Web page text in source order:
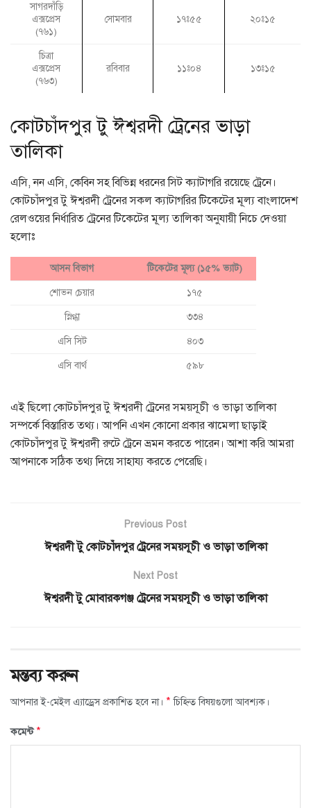
সাগরদাঁড়ি
এক্সপ্রেস
(৭৬১)
সোমবার ১৭ঃ৫৫ ২০ঃ১৫
চিত্রা
এক্সপ্রেস
(৭৬৩)
রবিবার ১১ঃ০৪ ১৩ঃ১৫
কোটচাঁদপুর টু ঈশ্বরদী ট্রেনের ভাড়া
তালিকা
এসি, নন এসি, কেবিন সহ বিভিন্ন ধরনের সিট ক্যাটাগরি রয়েছে ট্রেনে।
কোটচাঁদপুর টু ঈশ্বরদী ট্রেনের সকল ক্যাটাগরির টিকেটের মূল্য বাংলাদেশ
রেলওয়ের নির্ধারিত ট্রেনের টিকেটের মূল্য তালিকা অনুযায়ী নিচে দেওয়া
হলোঃ
আসন বিভাগ টিকেটের মূল্য (১৫% ভ্যাট)
শোভন চেয়ার ১৭৫
স্নিগ্ধা ৩৩৪
এসি সিট ৪০৩
এসি বার্থ ৫৯৮
এই ছিলো কোটচাঁদপুর টু ঈশ্বরদী ট্রেনের সময়সূচী ও ভাড়া তালিকা
সম্পর্কে বিস্তারিত তথ্য। আপনি এখন কোনো প্রকার ঝামেলা ছাড়াই
কোটচাঁদপুর টু ঈশ্বরদী রুটে ট্রেনে ভ্রমন করতে পারেন। আশা করি আমরা
আপনাকে সঠিক তথ্য দিয়ে সাহায্য করতে পেরেছি।
Previous Post
ঈশ্বরদী টু কোটচাঁদপুর ট্রেনের সময়সূচী ও ভাড়া তালিকা
Next Post
ঈশ্বরদী টু মোবারকগঞ্জ ট্রেনের সময়সূচী ও ভাড়া তালিকা
মন্তব্য করুন
আপনার ই-মেইল এ্যাড্রেস প্রকাশিত হবে না। * চিহ্নিত বিষয়গুলো আবশ্যক।
কমেন্ট*